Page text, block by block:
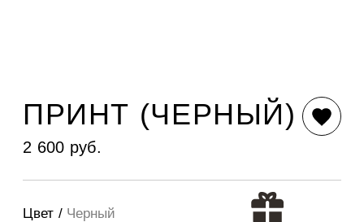
ПРИНТ (ЧЕРНЫЙ)
2 600 руб.
Цвет / Черный